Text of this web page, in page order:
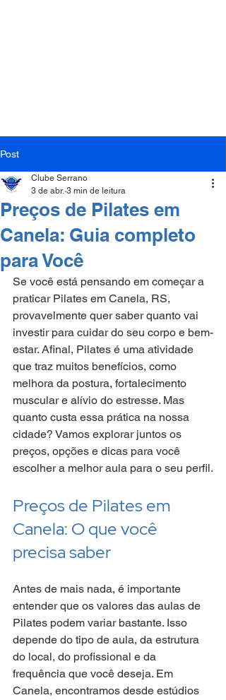
Post
Preços de Pilates em
Canela: Guia completo
para Você
Clube Serrano
3 de abr. 3 min de leitura
Se você está pensando em começar a
praticar Pilates em Canela, RS,
provavelmente quer saber quanto vai
investir para cuidar do seu corpo e bem-
estar. Afinal, Pilates é uma atividade
que traz muitos benefícios, como
melhora da postura, fortalecimento
muscular e alívio do estresse. Mas
quanto custa essa prática na nossa
cidade? Vamos explorar juntos os
preços, opções e dicas para você
escolher a melhor aula para o seu perfil.
Preços de Pilates em
Canela: O que você
precisa saber
Antes de mais nada, é importante
entender que os valores das aulas de
Pilates podem variar bastante. Isso
depende do tipo de aula, da estrutura
do local, do profissional e da
frequência que você deseja. Em
Canela, encontramos desde estúdios